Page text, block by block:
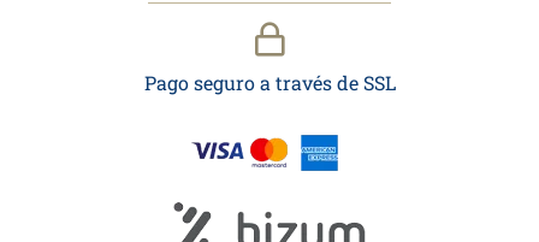
Pago seguro a través de SSL